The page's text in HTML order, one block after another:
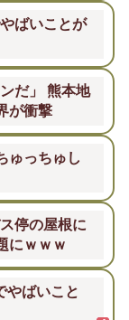
ばいことが
だ」 熊本地
が衝撃
ゅっちゅし
停の屋根に
にｗｗｗ
やばいこと